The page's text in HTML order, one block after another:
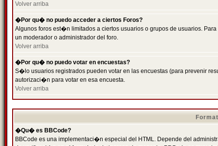
Volver arriba
�Por qu� no puedo acceder a ciertos Foros?
Algunos foros est�n limitados a ciertos usuarios o grupos de usuarios.
un moderador o administrador del foro.
Volver arriba
�Por qu� no puedo votar en encuestas?
S�lo usuarios registrados pueden votar en las encuestas (para prevenir
autorizaci�n para votar en esa encuesta.
Volver arriba
�Qu� es BBCode?
BBCode es una implementaci�n especial del HTML. Depende del